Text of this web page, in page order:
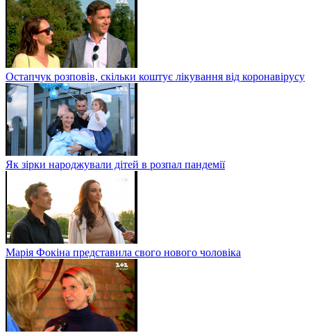
Остапчук розповів, скільки коштує лікування від коронавірусу
Як зірки народжували дітей в розпал пандемії
Марія Фокіна представила свого нового чоловіка